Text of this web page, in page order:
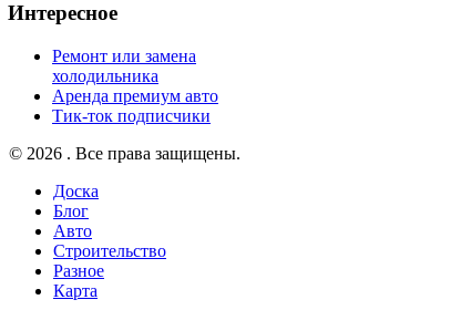
Интересное
Ремонт или замена
холодильника
Аренда премиум авто
Тик-ток подписчики
© 2026 . Все права защищены.
Доска
Блог
Авто
Строительство
Разное
Карта